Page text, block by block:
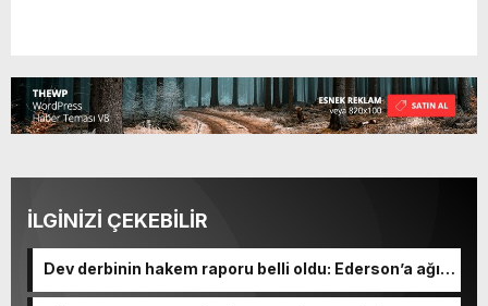
İLGİNİZİ ÇEKEBİLİR
Dev derbinin hakem raporu belli oldu: Ederson’a ağır